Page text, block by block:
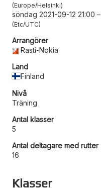
Europe/Helsinki
söndag 2021-09-12 21:00 –
Etc/UTC
Arrangörer
Rasti-Nokia
Land
Finland
Nivå
Träning
Antal klasser
5
Antal deltagare med rutter
16
Klasser